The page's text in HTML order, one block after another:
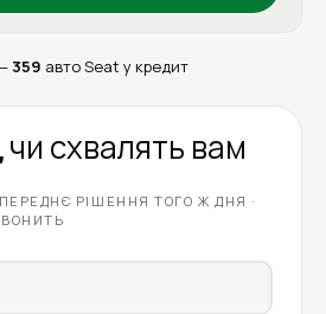
359 авто Seat у кредит
чи схвалять вам
РІШЕННЯ ТОГО Ж ДНЯ ·